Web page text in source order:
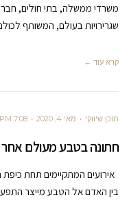
משרדי ממשלה, בתי חולים,
שגרירויות בעולם, המשותף לכולם
קרא עוד ←
תוכן שיווקי מאי 4, 2020 7:08 PM
חתונה בטבע מעולם אחר
אירועים המתקיימים תחת
בין האדם אל הטבע מייצר